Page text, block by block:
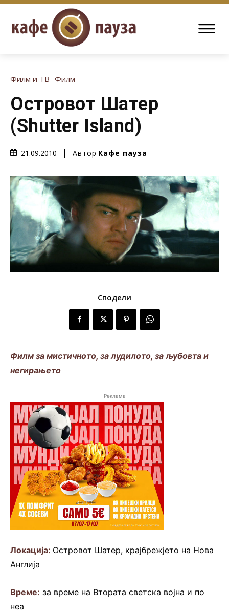
Филм и ТВ Филм
Островот Шатер
(Shutter Island)
21.09.2010 Автор Кафе пауза
Сподели
Филм за мистичното, за лудилото, за љубовта и
негирањето
Реклама
Локација: Островот Шатер, крајбрежјето на Нова
Англија
Време: за време на Втората светска војна и по
неа